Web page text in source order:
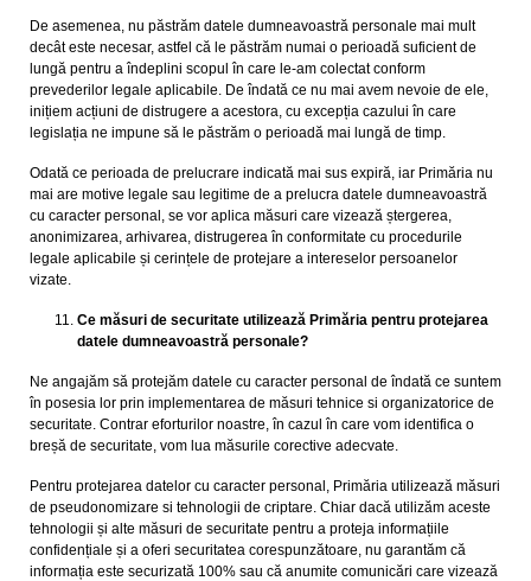
De asemenea, nu păstrăm datele dumneavoastră personale mai mult
decât este necesar, astfel că le păstrăm numai o perioadă suficient de
lungă pentru a îndeplini scopul în care le-am colectat conform
prevederilor legale aplicabile. De îndată ce nu mai avem nevoie de ele,
inițiem acțiuni de distrugere a acestora, cu excepția cazului în care
legislația ne impune să le păstrăm o perioadă mai lungă de timp.
Odată ce perioada de prelucrare indicată mai sus expiră, iar Primăria nu
mai are motive legale sau legitime de a prelucra datele dumneavoastră
cu caracter personal, se vor aplica măsuri care vizează ștergerea,
anonimizarea, arhivarea, distrugerea în conformitate cu procedurile
legale aplicabile și cerințele de protejare a intereselor persoanelor
vizate.
Ce măsuri de securitate utilizează Primăria pentru protejarea
datele dumneavoastră personale?
Ne angajăm să protejăm datele cu caracter personal de îndată ce suntem
în posesia lor prin implementarea de măsuri tehnice si organizatorice de
securitate. Contrar eforturilor noastre, în cazul în care vom identifica o
breșă de securitate, vom lua măsurile corective adecvate.
Pentru protejarea datelor cu caracter personal, Primăria utilizează măsuri
de pseudonomizare si tehnologii de criptare. Chiar dacă utilizăm aceste
tehnologii și alte măsuri de securitate pentru a proteja informațiile
confidențiale și a oferi securitatea corespunzătoare, nu garantăm că
informația este securizată 100% sau că anumite comunicări care vizează